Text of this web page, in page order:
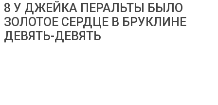
8 У ДЖЕЙКА ПЕРАЛЬТЫ БЫЛО
ЗОЛОТОЕ СЕРДЦЕ В БРУКЛИНЕ
ДЕВЯТЬ-ДЕВЯТЬ